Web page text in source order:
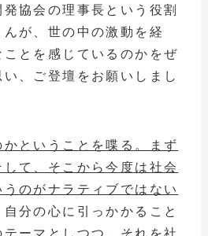
協会の理事長という役割
が、世の中の激動を経
とを感じているのかをぜ
、ご登壇をお願いしまし
ということを喋る。まず
て、そこから今度は社会
のがナラティブではない
分の心に引っかかること